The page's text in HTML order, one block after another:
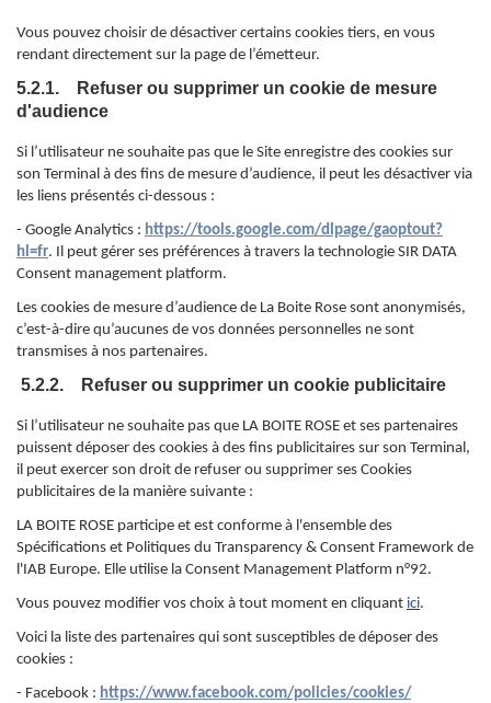
Vous pouvez choisir de désactiver certains cookies tiers, en vous
rendant directement sur la page de l’émetteur.
5.2.1. Refuser ou supprimer un cookie de mesure
d'audience
Si l’utilisateur ne souhaite pas que le Site enregistre des cookies sur
son Terminal à des fins de mesure d’audience, il peut les désactiver via
les liens présentés ci-dessous :
- Google Analytics : https://tools.google.com/dlpage/gaoptout?
hl=fr. Il peut gérer ses préférences à travers la technologie SIR DATA
Consent management platform.
Les cookies de mesure d’audience de La Boite Rose sont anonymisés,
c’est-à-dire qu’aucunes de vos données personnelles ne sont
transmises à nos partenaires.
5.2.2. Refuser ou supprimer un cookie publicitaire
Si l’utilisateur ne souhaite pas que LA BOITE ROSE et ses partenaires
puissent déposer des cookies à des fins publicitaires sur son Terminal,
il peut exercer son droit de refuser ou supprimer ses Cookies
publicitaires de la manière suivante :
LA BOITE ROSE participe et est conforme à l'ensemble des
Spécifications et Politiques du Transparency & Consent Framework de
l'IAB Europe. Elle utilise la Consent Management Platform n°92.
Vous pouvez modifier vos choix à tout moment en cliquant ici.
Voici la liste des partenaires qui sont susceptibles de déposer des
cookies :
- Facebook : https://www.facebook.com/policies/cookies/